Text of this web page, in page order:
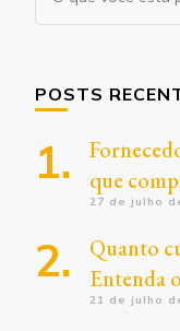
algo?
POSTS
que
27 de julho
Quanto
Entenda
21 de julho